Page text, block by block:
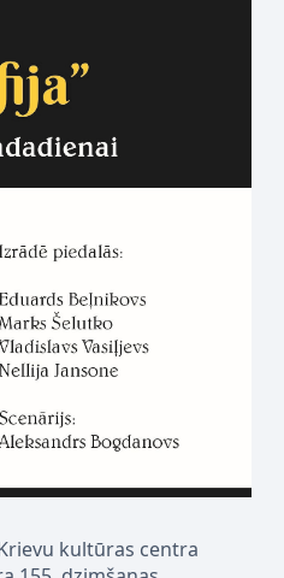
kultūras centra